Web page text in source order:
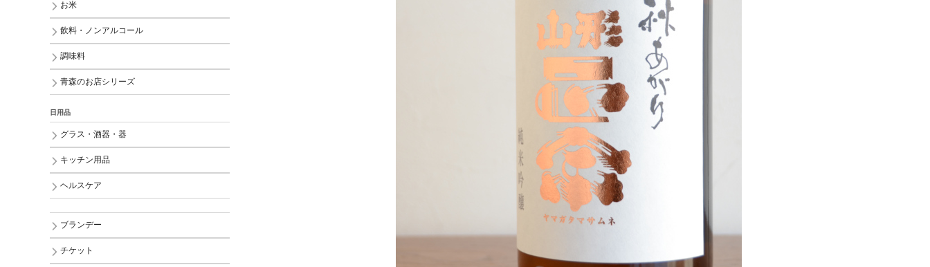
お米
飲料・ノンアルコール
調味料
青森のお店シリーズ
日用品
グラス・酒器・器
キッチン用品
ヘルスケア
ブランデー
チケット